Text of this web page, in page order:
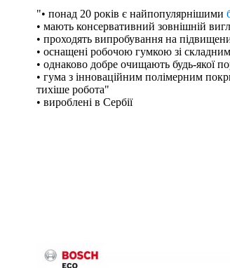
"• понад 20 років є найпопулярнішими
• мають консервативний зовнішній
• проходять випробування на
• оснащені робочою гумкою зі
• однаково добре очищають будь-якої
• гума з інноваційним полімерним
тихіше робота"
• вироблені в Сербії